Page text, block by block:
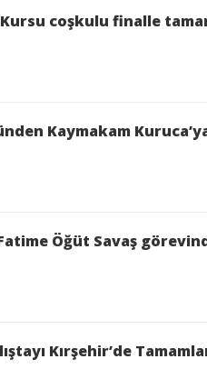
Kırşehir Belediyesi
makinesinden
belirten Arı,
hamurların
gıda güvenliği
gazeteciler, üretim
coşkulu finalle
Kaymakam
Öğüt Savaş
Kırşehir’de